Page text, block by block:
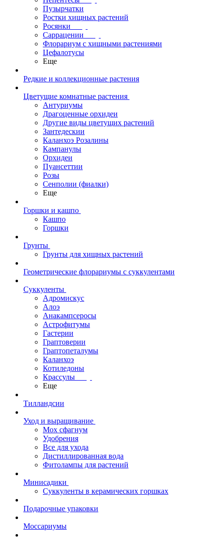
Пузырчатки
Ростки хищных растений
Росянки
Саррацении
Флорариум с хищными растениями
Цефалотусы
Еще
Редкие и коллекционные растения
Цветущие комнатные растения
Антуриумы
Драгоценные орхидеи
Другие виды цветущих растений
Зантедескии
Каланхоэ Розалины
Кампанулы
Орхидеи
Пуансеттии
Розы
Сенполии (фиалки)
Еще
Горшки и кашпо
Кашпо
Горшки
Грунты
Грунты для хищных растений
Геометрические флорариумы с суккулентами
Суккуленты
Адромискус
Алоэ
Анакампсеросы
Астрофитумы
Гастерии
Граптоверии
Граптопеталумы
Каланхоэ
Котиледоны
Крассулы
Еще
Тилландсии
Уход и выращивание
Мох сфагнум
Удобрения
Все для ухода
Дистиллированная вода
Фитолампы для растений
Минисадики
Суккуленты в керамических горшках
Подарочные упаковки
Моссариумы